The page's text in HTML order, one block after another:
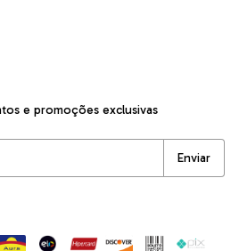
e promoções exclusivas